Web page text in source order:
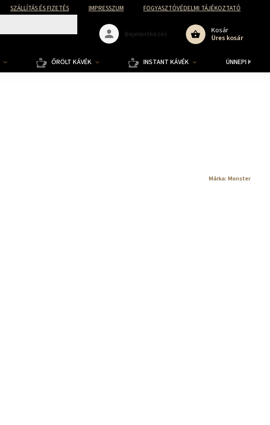
SZÁLLÍTÁS ÉS FIZETÉS IMPRESSZUM FOGYASZTÓVÉDELMI TÁJÉKOZTATÓ
Kosár
Üres kosár
Bejelentkezés
ŐRÖLT KÁVÉK INSTANT KÁVÉK ÜNNEPI
Márka: Monster